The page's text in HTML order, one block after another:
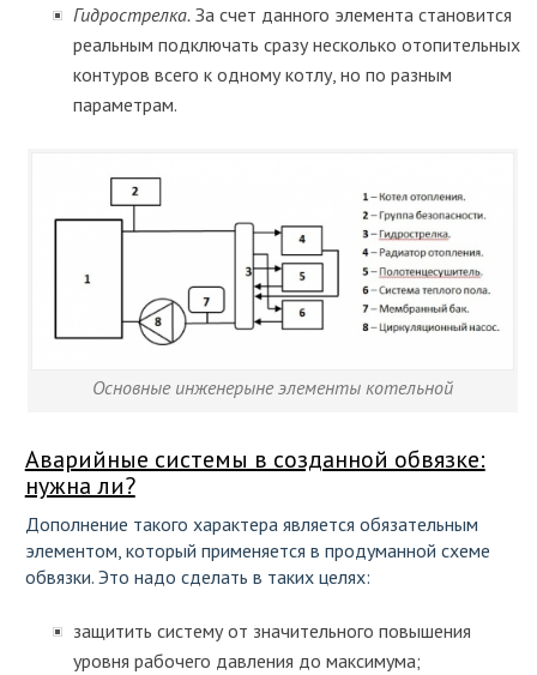
Гидрострелка.За счет данного элемента становится
реальным подключать сразу несколько отопительных
контуров всего к одному котлу, но по разным
параметрам.
Основные инженерыне элементы котельной
Аварийные системы в созданной обвязке:
нужна ли?
Дополнение такого характера является обязательным
элементом, который применяется в продуманной схеме
обвязки. Это надо сделать в таких целях:
защитить систему от значительного повышения
уровня рабочего давления до максимума;